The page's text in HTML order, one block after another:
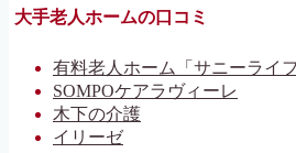
大手老人ホームの口コミ
有料老人ホーム「サニーライフ
SOMPOケアラヴィーレ
木下の介護
イリーゼ